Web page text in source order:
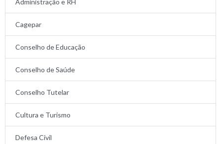
Administração e RH
Cagepar
Conselho de Educação
Conselho de Saúde
Conselho Tutelar
Cultura e Turismo
Defesa Civil